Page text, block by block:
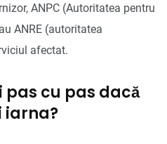
ANPC (Autoritatea pentru
ANRE (autoritatea
afectat.
pas cu pas dacă
iarna?